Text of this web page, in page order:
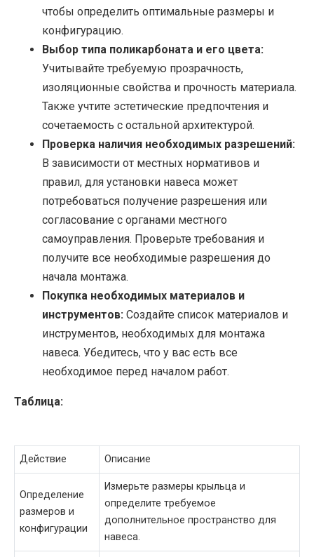
чтобы определить оптимальные размеры и
конфигурацию.
Выбор типа поликарбоната и его цвета:
Учитывайте требуемую прозрачность,
изоляционные свойства и прочность материала.
Также учтите эстетические предпочтения и
сочетаемость с остальной архитектурой.
Проверка наличия необходимых разрешений:
В зависимости от местных нормативов и
правил, для установки навеса может
потребоваться получение разрешения или
согласование с органами местного
самоуправления. Проверьте требования и
получите все необходимые разрешения до
начала монтажа.
Покупка необходимых материалов и
инструментов: Создайте список материалов и
инструментов, необходимых для монтажа
навеса. Убедитесь, что у вас есть все
необходимое перед началом работ.
Таблица:
Действие Описание
Определение
размеров и
конфигурации
Измерьте размеры крыльца и
определите требуемое
дополнительное пространство для
навеса.